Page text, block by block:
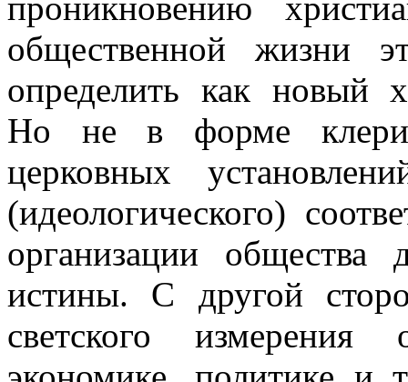
проникновению
общественной жизни
определить как новый
Но не в форме
церковных
(идеологического)
организации
истины. С другой
светского